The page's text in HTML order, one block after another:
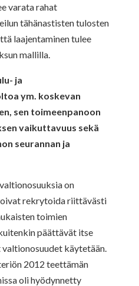
varata rahat
tähänastisten tulosten
laajentaminen tulee
mallilla.
ja
ym. koskevan
sen toimeenpanoon
vaikuttavuus sekä
seurannan ja
on
rekrytoida riittävästi
toimien
päättävät itse
käytetään.
2012 teettämän
oli hyödynnetty